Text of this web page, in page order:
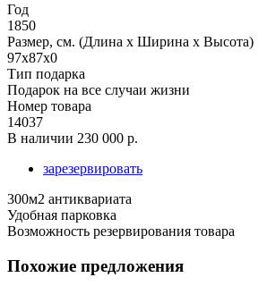
Год
1850
Размер, см. (Длина х Ширина х Высота)
97x87x0
Тип подарка
Подарок на все случаи жизни
Номер товара
14037
В наличии 230 000 р.
зарезервировать
300м2 антиквариата
Удобная парковка
Возможность резервирования товара
Похожие предложения